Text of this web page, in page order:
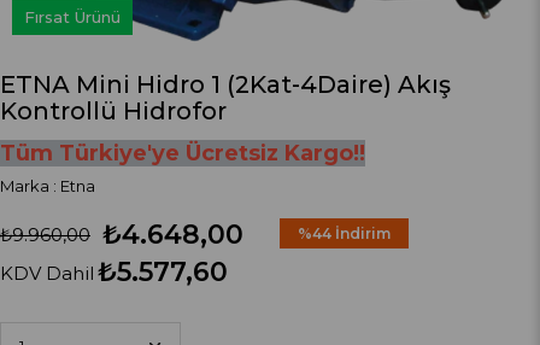
Fırsat Ürünü
ETNA Mini Hidro 1 (2Kat-4Daire) Akış
Kontrollü Hidrofor
Tüm Türkiye'ye Ücretsiz Kargo!!
Marka : Etna
₺9.960,00 ₺4.648,00
KDV Dahil ₺5.577,60
%44 İndirim